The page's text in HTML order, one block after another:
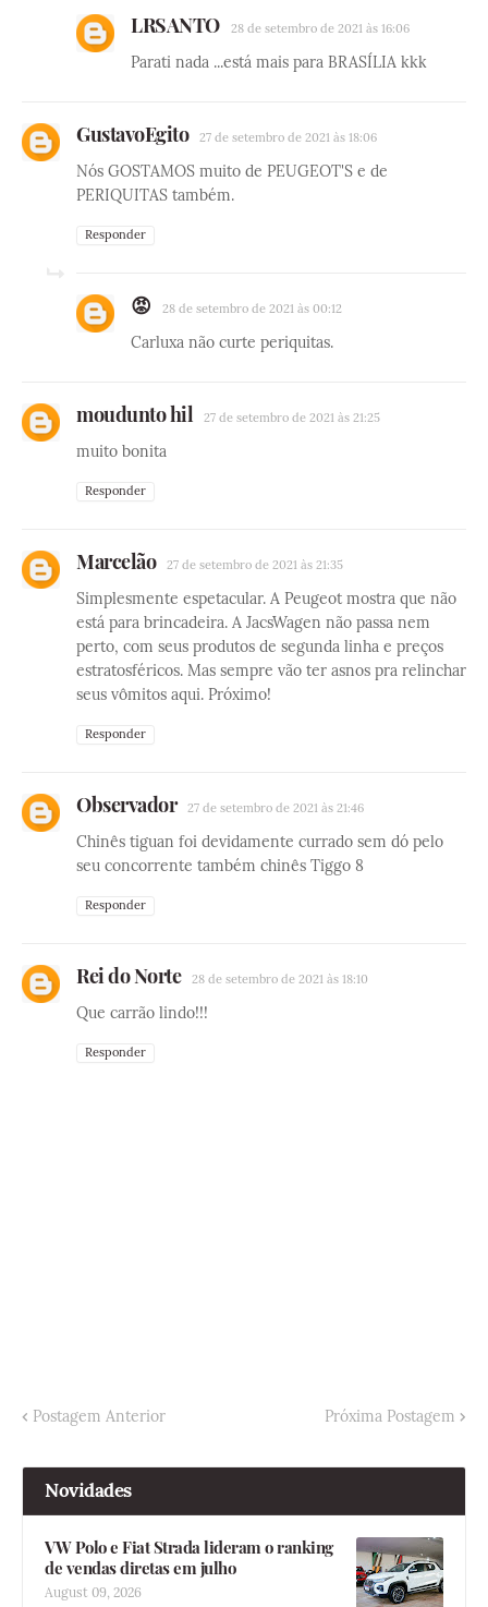
LRSANTO 28 de setembro de 2021 às 16:06
Parati nada ...está mais para BRASÍLIA kkk
GustavoEgito 27 de setembro de 2021 às 18:06
Nós GOSTAMOS muito de PEUGEOT'S e de
PERIQUITAS também.
Responder
😡 28 de setembro de 2021 às 00:12
Carluxa não curte periquitas.
moudunto hil 27 de setembro de 2021 às 21:25
muito bonita
Responder
Marcelão 27 de setembro de 2021 às 21:35
Simplesmente espetacular. A Peugeot mostra que não
está para brincadeira. A JacsWagen não passa nem
perto, com seus produtos de segunda linha e preços
estratosféricos. Mas sempre vão ter asnos pra relinchar
seus vômitos aqui. Próximo!
Responder
Observador 27 de setembro de 2021 às 21:46
Chinês tiguan foi devidamente currado sem dó pelo
seu concorrente também chinês Tiggo 8
Responder
Rei do Norte 28 de setembro de 2021 às 18:10
Que carrão lindo!!!
Responder
Postagem Anterior Próxima Postagem
Novidades
VW Polo e Fiat Strada lideram o ranking
de vendas diretas em julho
August 09, 2026